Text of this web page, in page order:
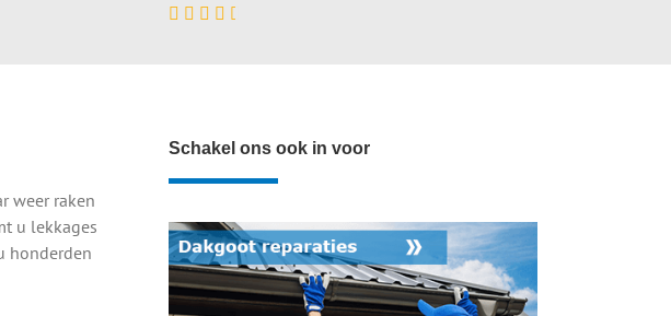
weer raken
u lekkages
honderden
Schakel ons ook in voor